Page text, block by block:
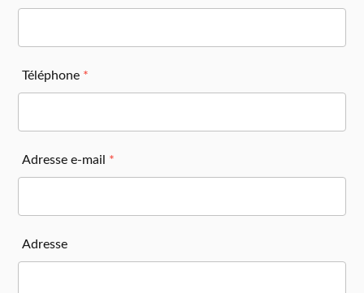
Téléphone *
Adresse e-mail *
Adresse